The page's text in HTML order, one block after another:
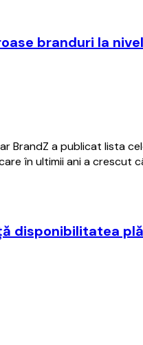
branduri la
BrandZ a publicat lista
în ultimii ani a crescut
disponibilitatea